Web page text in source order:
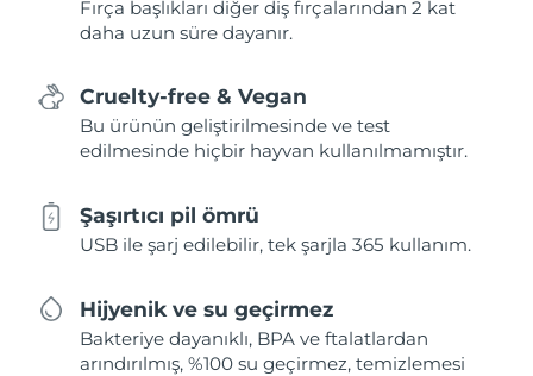
Fırça başlıkları diğer diş fırçalarından 2 kat
daha uzun süre dayanır.
Cruelty-free & Vegan
Bu ürünün geliştirilmesinde ve test
edilmesinde hiçbir hayvan kullanılmamıştır.
Şaşırtıcı pil ömrü
USB ile şarj edilebilir, tek şarjla 365 kullanım.
Hijyenik ve su geçirmez
Bakteriye dayanıklı, BPA ve ftalatlardan
arındırılmış, %100 su geçirmez, temizlemesi